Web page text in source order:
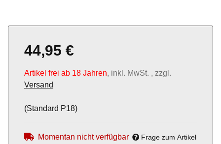
44,95 €
Artikel frei ab 18 Jahren, inkl. MwSt. , zzgl.
Versand
(Standard P18)
Momentan nicht verfügbar Frage zum Artikel